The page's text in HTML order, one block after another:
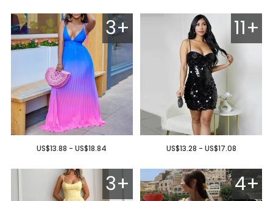
3+
US$13.88 - US$18.84
11+
US$13.28 - US$17.08
3+ 4+